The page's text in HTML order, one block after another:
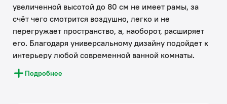
увеличенной высотой до 80 см не имеет рамы, за
счёт чего смотрится воздушно, легко и не
перегружает пространство, а, наоборот, расширяет
его. Благодаря универсальному дизайну подойдет к
интерьеру любой современной ванной комнаты.
• Ореольная светодиодная подсветка создает
приятный мягкий фронтальный свет. Цвет освещения
Подробнее